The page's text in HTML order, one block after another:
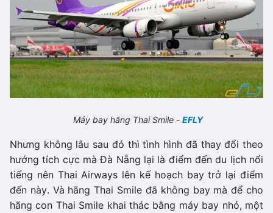
Máy bay hãng Thai Smile - EFLY
Nhưng không lâu sau đó thì tình hình đã thay đổi theo
hướng tích cực mà Đà Nẵng lại là điểm đến du lịch nổi
tiếng nên Thai Airways lên kế hoạch bay trở lại điểm
đến này. Và hãng Thai Smile đã không bay mà để cho
hãng con Thai Smile khai thác bằng máy bay nhỏ, một